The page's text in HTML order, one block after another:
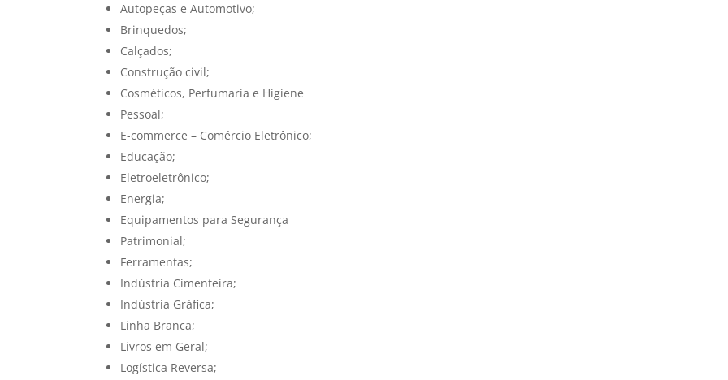
Autopeças e Automotivo;
Brinquedos;
Calçados;
Construção civil;
Cosméticos, Perfumaria e Higiene
Pessoal;
E-commerce – Comércio Eletrônico;
Educação;
Eletroeletrônico;
Energia;
Equipamentos para Segurança
Patrimonial;
Ferramentas;
Indústria Cimenteira;
Indústria Gráfica;
Linha Branca;
Livros em Geral;
Logística Reversa;